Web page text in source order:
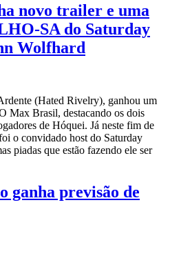
novo trailer e uma
SA do Saturday
Wolfhard
(Hated Rivelry), ganhou um
Max Brasil, destacando os dois
de Hóquei. Já neste fim de
o convidado host do Saturday
piadas que estão fazendo ele ser
ganha previsão de